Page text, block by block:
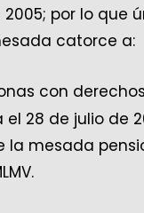
2005; por lo que
catorce a:
con
28 de julio de
la mesada